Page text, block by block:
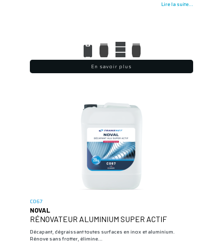
Lire la suite...
En savoir plus
C067
NOVAL
RÉNOVATEUR ALUMINIUM SUPER ACTIF
Décapant, dégraissant toutes surfaces en inox et aluminium.
Rénove sans frotter, élimine…